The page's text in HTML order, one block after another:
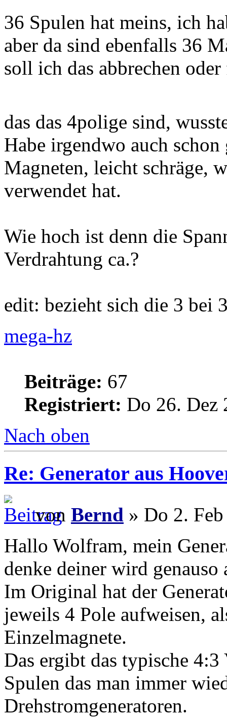
36 Spulen hat meins, ich
aber da sind ebenfalls 36
soll ich das abbrechen
das das 4polige sind,
Habe irgendwo auch schon
Magneten, leicht schräge,
verwendet hat.
Wie hoch ist denn die
Verdrahtung ca.?
edit: bezieht sich die 3 bei
mega-hz
Beiträge: 67
Registriert: Do 26. Dez
Nach oben
Re: Generator aus
von Bernd » Do 2.
Hallo Wolfram, mein
denke deiner wird genauso
Im Original hat der
jeweils 4 Pole aufweisen,
Einzelmagnete.
Das ergibt das typische
Spulen das man immer
Drehstromgeneratoren.